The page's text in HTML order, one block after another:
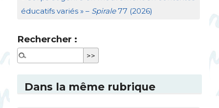
éducatifs variés » – Spirale77 (2026)
Rechercher :
Dans la même rubrique